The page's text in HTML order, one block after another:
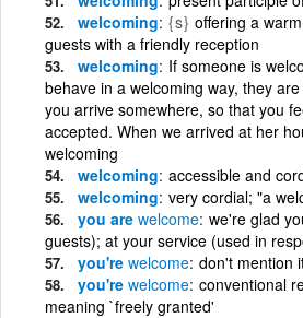
welcoming {s} offering a
guests with a friendly reception
welcoming If someone is
behave in a welcoming way, they
you arrive somewhere, so that you
accepted. When we arrived at her
welcoming
welcoming accessible and
welcoming very cordial; "a
you are welcome we're glad
guests); at your service (used in
you're welcome don't mention
you're welcome conventional
meaning `freely granted'